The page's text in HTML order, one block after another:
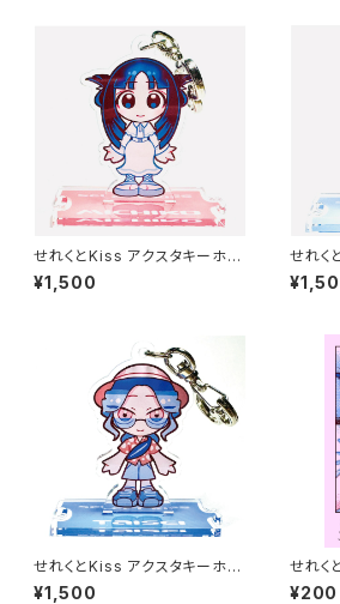
せれくとKiss アクスタキーホル
ダー 松平三千子
¥1,500
せれく
ダー 袋
せれくとKiss アクスタキーホル
ダー 阿比留泰生
¥1,500
せれく
三千子
¥200